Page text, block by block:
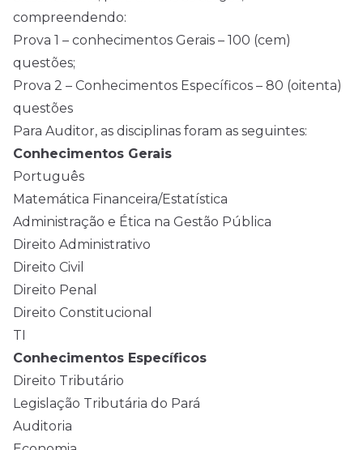
compreendendo:
Prova 1 – conhecimentos Gerais – 100 (cem)
questões;
Prova 2 – Conhecimentos Específicos – 80 (oitenta)
questões
Para Auditor, as disciplinas foram as seguintes:
Conhecimentos Gerais
Português
Matemática Financeira/Estatística
Administração e Ética na Gestão Pública
Direito Administrativo
Direito Civil
Direito Penal
Direito Constitucional
TI
Conhecimentos Específicos
Direito Tributário
Legislação Tributária do Pará
Auditoria